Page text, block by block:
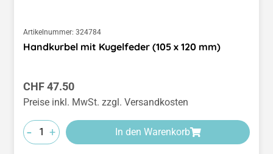
Artikelnummer: 324784
Handkurbel mit Kugelfeder (105 x 120 mm)
Regulärer Preis:
CHF 47.50
Preise inkl. MwSt. zzgl. Versandkosten
- + In den Warenkorb